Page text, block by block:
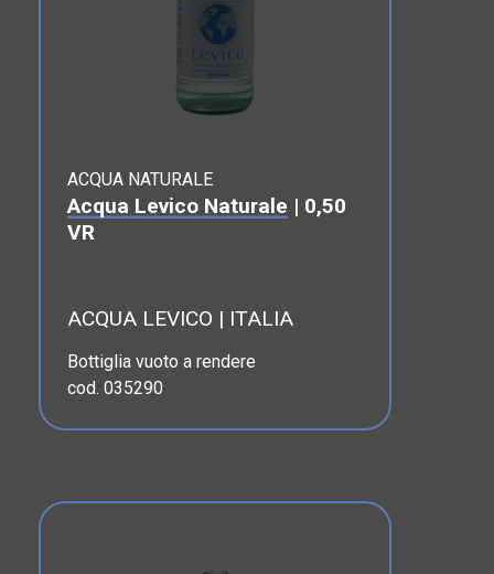
ACQUA NATURALE
Acqua Levico Naturale | 0,50
VR
ACQUA LEVICO | ITALIA
Bottiglia vuoto a rendere
cod. 035290